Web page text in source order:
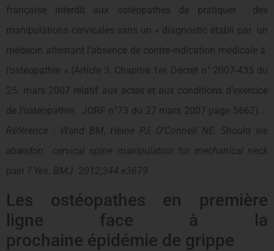
française interdit aux ostéopathes de pratiquer des
manipulations cervicales sans un « diagnostic établi par un
médecin attestant l’absence de contre-indication médicale à
l’ostéopathie » (Article 3, Chapitre 1er, Décret n° 2007-435 du
25 mars 2007 relatif aux actes et aux conditions d’exercice
de l’ostéopathie. JORF n°73 du 27 mars 2007 page 5662)…
Référence : Wand BM, Heine PJ, O’Connell NE. Should we
abandon cervical spine manipulation for mechanical neck
pain ? Yes. BMJ 2012;344:e3679
Les ostéopathes en première
ligne face à la
prochaine épidémie de grippe